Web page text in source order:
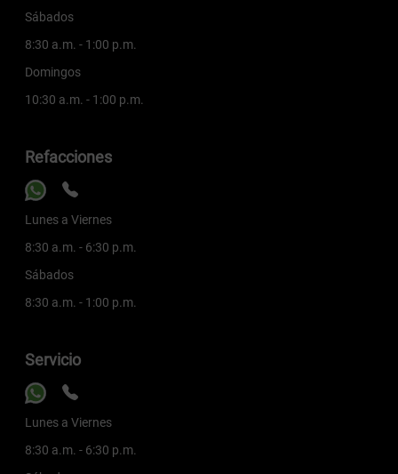
Sábados
8:30 a.m. - 1:00 p.m.
Domingos
10:30 a.m. - 1:00 p.m.
Refacciones
Lunes a Viernes
8:30 a.m. - 6:30 p.m.
Sábados
8:30 a.m. - 1:00 p.m.
Servicio
Lunes a Viernes
8:30 a.m. - 6:30 p.m.